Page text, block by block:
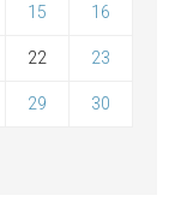
15 16
22 23
29 30